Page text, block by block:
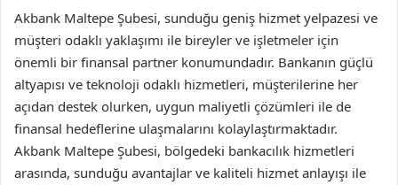
Akbank Maltepe Şubesi, sunduğu geniş hizmet yelpazesi ve
müşteri odaklı yaklaşımı ile bireyler ve işletmeler için
önemli bir finansal partner konumundadır. Bankanın güçlü
altyapısı ve teknoloji odaklı hizmetleri, müşterilerine her
açıdan destek olurken, uygun maliyetli çözümleri ile de
finansal hedeflerine ulaşmalarını kolaylaştırmaktadır.
Akbank Maltepe Şubesi, bölgedeki bankacılık hizmetleri
arasında, sunduğu avantajlar ve kaliteli hizmet anlayışı ile